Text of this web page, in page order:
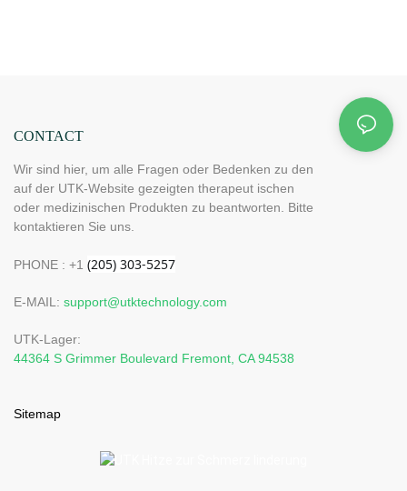
CONTACT
Wir sind hier, um alle Fragen oder Bedenken zu den
auf der UTK-Website gezeigten therapeut ischen
oder medizinischen Produkten zu beantworten. Bitte
kontaktieren Sie uns.
PHONE : +1
E-MAIL: support@utktechnology.com
UTK-Lager:
44364 S Grimmer Boulevard Fremont, CA 94538
Sitemap